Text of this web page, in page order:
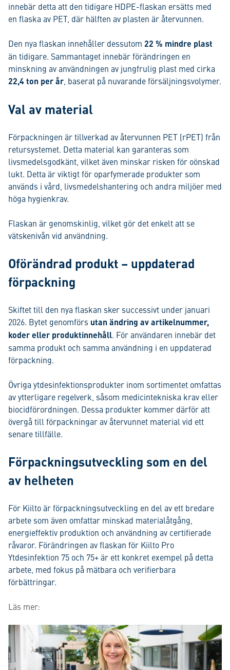
innebär detta att den tidigare HDPE-flaskan ersätts med
en flaska av PET, där hälften av plasten är återvunnen.
Den nya flaskan innehåller dessutom 22 % mindre plast
än tidigare. Sammantaget innebär förändringen en
minskning av användningen av jungfrulig plast med cirka
22,4 ton per år , baserat på nuvarande försäljningsvolymer.
Val av material
Förpackningen är tillverkad av återvunnen PET (rPET) från
retursystemet. Detta material kan garanteras som
livsmedelsgodkänt, vilket även minskar risken för oönskad
lukt. Detta är viktigt för oparfymerade produkter som
används i vård, livsmedelshantering och andra miljöer med
höga hygienkrav.
Flaskan är genomskinlig, vilket gör det enkelt att se
vätskenivån vid användning.
Oförändrad produkt – uppdaterad
förpackning
Skiftet till den nya flaskan sker successivt under januari
2026. Bytet genomförs utan ändring av artikelnummer,
koder eller produktinnehåll. För användaren innebär det
samma produkt och samma användning i en uppdaterad
förpackning.
Övriga ytdesinfektionsprodukter inom sortimentet omfattas
av ytterligare regelverk, såsom medicintekniska krav eller
biocidförordningen. Dessa produkter kommer därför att
övergå till förpackningar av återvunnet material vid ett
senare tillfälle.
Förpackningsutveckling som en del
av helheten
För Kiilto är förpackningsutveckling en del av ett bredare
arbete som även omfattar minskad materialåtgång,
energieffektiv produktion och användning av certifierade
råvaror. Förändringen av flaskan för Kiilto Pro
Ytdesinfektion 75 och 75+ är ett konkret exempel på detta
arbete, med fokus på mätbara och verifierbara
förbättringar.
Läs mer: